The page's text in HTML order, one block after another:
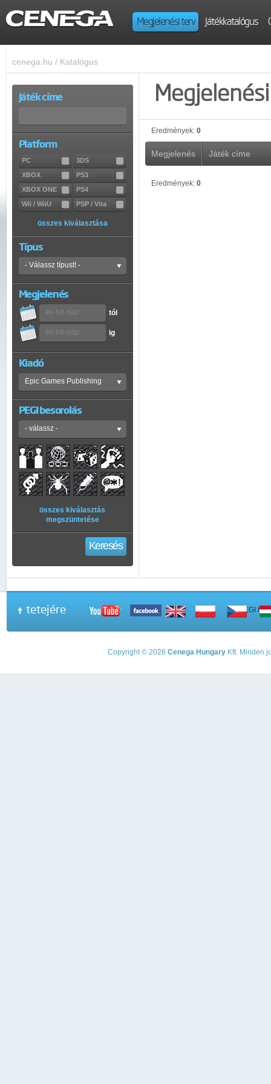
Megjelenési terv Játékkatalógus
cenega.hu / Katalógus
Játék címe
Platform
PC
3DS
XBOX
PS3
XBOX ONE
PS4
Wii / WiiU
PSP / Vita
összes kiválasztása
Típus
Megjelenés
tól
ig
Kiadó
PEGI besorolás
összes kiválasztás
megszüntetése
Keresés
Eredmények: 0
Megjelenés Játék címe
Eredmények: 0
tetejére A PEGI
Copyright © 2026 Cenega Hungary Kft. Minden